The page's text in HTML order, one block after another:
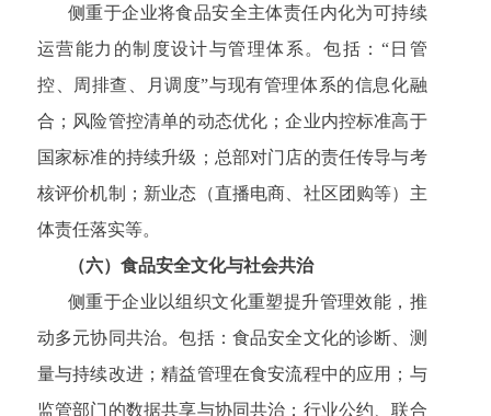
侧重于企业将食品安全主体责任内化为可持续
运营能力的制度设计与管理体系。包括：“日管
控、周排查、月调度”与现有管理体系的信息化融
合；风险管控清单的动态优化；企业内控标准高于
国家标准的持续升级；总部对门店的责任传导与考
核评价机制；新业态（直播电商、社区团购等）主
体责任落实等。
（六）食品安全文化与社会共治
侧重于企业以组织文化重塑提升管理效能，推
动多元协同共治。包括：食品安全文化的诊断、测
量与持续改进；精益管理在食安流程中的应用；与
监管部门的数据共享与协同共治；行业公约、联合